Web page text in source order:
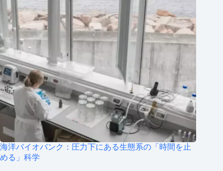
海洋バイオバンク：圧力下にある生態系の「時間を止
める」科学